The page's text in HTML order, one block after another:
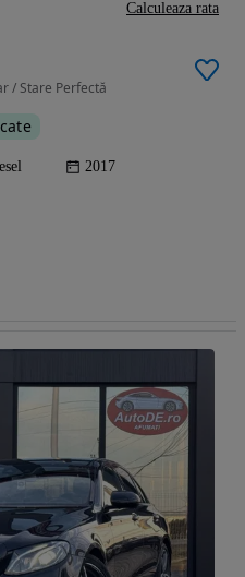
/ Stare Perfectă
2017
Calculeaza rata